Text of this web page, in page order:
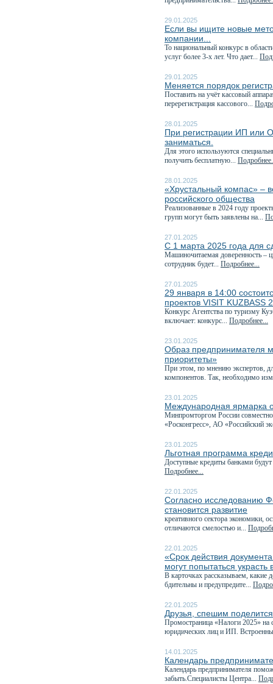
29.01.2025
Если вы ищите новые
компании...
То национальный конкурс в
услуг более 3-х лет. Что дает...
29.01.2025
Меняется порядок
Поставить на учёт кассовый
перерегистрация кассового...
28.01.2025
При регистрации ИП или
заниматься.
Для этого используются
получить бесплатную...
28.01.2025
«Хрустальный компас» –
российского общества
Реализованные в 2024 году
групп могут быть заявлены на...
27.01.2025
С 1 марта 2025 года для
Машиночитаемая доверенность –
сотрудник будет... Подробнее...
27.01.2025
29 января в 14:00
проектов VISIT KUZBASS
Конкурс Агентства по туризму
включает: конкурс... Подробнее...
23.01.2025
Образ предпринимателя
приоритеты»
При этом, по мнению экспертов,
компонентов. Так, необходимо
23.01.2025
Международная ярмарка
Минпромторгом России
«Росконгресс», АО «Российский
23.01.2025
Льготная программа
Доступные кредиты банками
Подробнее...
22.01.2025
Согласно исследованию
становится развитие
креативного сектора экономики,
отличаются смелостью и...
22.01.2025
«Срок действия
могут попытаться
В карточках рассказываем, какие
бдительны и предупредите...
22.01.2025
Друзья, спешим
Промостраница «Налоги 2025» на
юридических лиц и ИП.
14.01.2025
Календарь
Календарь предпринимателя
забыть.Специалисты Центра...